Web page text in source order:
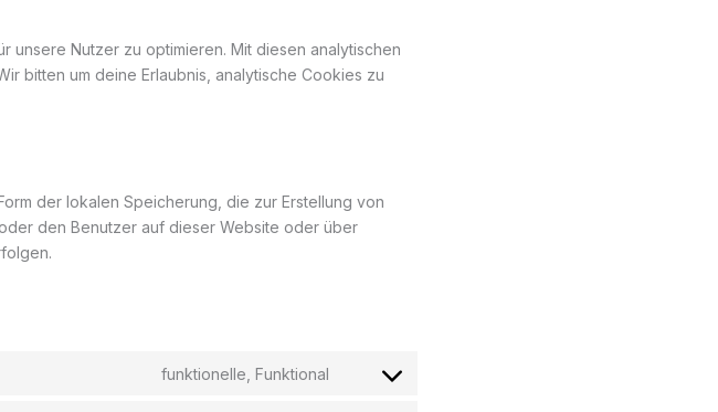
unsere Nutzer zu optimieren. Mit diesen analytischen
bitten um deine Erlaubnis, analytische Cookies zu
der lokalen Speicherung, die zur Erstellung von
den Benutzer auf dieser Website oder über
funktionelle, Funktional